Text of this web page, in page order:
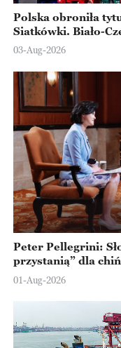
Polska obroniła
Siatkówki. Biało-
Ningbo
03-Aug-2026
Peter Pellegrini:
przystanią” dla
Europejskiej
01-Aug-2026